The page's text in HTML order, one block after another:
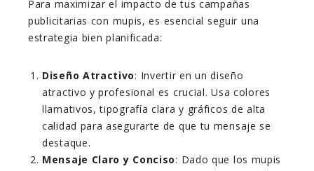
Para maximizar el impacto de tus campañas
publicitarias con mupis, es esencial seguir una
estrategia bien planificada:
Diseño Atractivo: Invertir en un diseño
atractivo y profesional es crucial. Usa colores
llamativos, tipografía clara y gráficos de alta
calidad para asegurarte de que tu mensaje se
destaque.
Mensaje Claro y Conciso: Dado que los mupis